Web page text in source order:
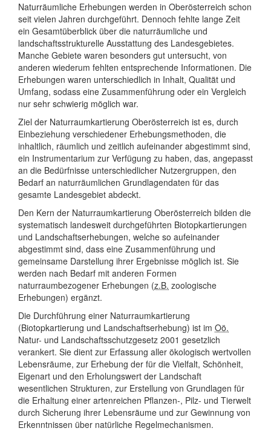
Naturräumliche Erhebungen werden in Oberösterreich schon
seit vielen Jahren durchgeführt. Dennoch fehlte lange Zeit
ein Gesamtüberblick über die naturräumliche und
landschaftsstrukturelle Ausstattung des Landesgebietes.
Manche Gebiete waren besonders gut untersucht, von
anderen wiederum fehlten entsprechende Informationen. Die
Erhebungen waren unterschiedlich in Inhalt, Qualität und
Umfang, sodass eine Zusammenführung oder ein Vergleich
nur sehr schwierig möglich war.
Ziel der Naturraumkartierung Oberösterreich ist es, durch
Einbeziehung verschiedener Erhebungsmethoden, die
inhaltlich, räumlich und zeitlich aufeinander abgestimmt sind,
ein Instrumentarium zur Verfügung zu haben, das, angepasst
an die Bedürfnisse unterschiedlicher Nutzergruppen, den
Bedarf an naturräumlichen Grundlagendaten für das
gesamte Landesgebiet abdeckt.
Den Kern der Naturraumkartierung Oberösterreich bilden die
systematisch landesweit durchgeführten Biotopkartierungen
und Landschaftserhebungen, welche so aufeinander
abgestimmt sind, dass eine Zusammenführung und
gemeinsame Darstellung ihrer Ergebnisse möglich ist. Sie
werden nach Bedarf mit anderen Formen
naturraumbezogener Erhebungen (z.B. zoologische
Erhebungen) ergänzt.
Die Durchführung einer Naturraumkartierung
(Biotopkartierung und Landschaftserhebung) ist im Oö.
Natur- und Landschaftsschutzgesetz 2001 gesetzlich
verankert. Sie dient zur Erfassung aller ökologisch wertvollen
Lebensräume, zur Erhebung der für die Vielfalt, Schönheit,
Eigenart und den Erholungswert der Landschaft
wesentlichen Strukturen, zur Erstellung von Grundlagen für
die Erhaltung einer artenreichen Pflanzen-, Pilz- und Tierwelt
durch Sicherung ihrer Lebensräume und zur Gewinnung von
Erkenntnissen über natürliche Regelmechanismen.